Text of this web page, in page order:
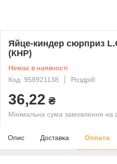
Яйце-киндер сюрприз
(КНР)
Немає в наявності
Код: 958921138
Роздріб
36,22 ₴
Мінімальна сума замовлення на
Опис Доставка Оплата